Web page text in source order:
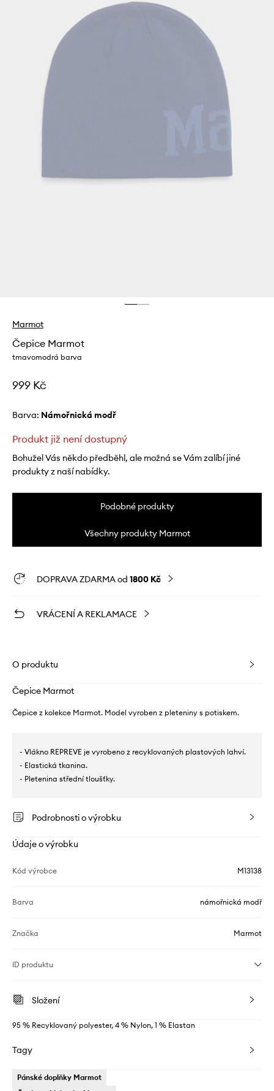
Marmot
Čepice Marmot
tmavomodrá barva
999 Kč
Barva: námořnická modř
Produkt již není dostupný
Bohužel Vás někdo předběhl, ale možná se Vám zalíbí jiné
produkty z naší nabídky.
Podobné produkty
Všechny produkty Marmot
DOPRAVA ZDARMA od 1800 Kč
VRÁCENÍ A REKLAMACE
O produktu
Čepice Marmot
Čepice z kolekce Marmot. Model vyroben z pleteniny s potiskem.
- Vlákno REPREVE je vyrobeno z recyklovaných plastových lahví.
- Elastická tkanina.
- Pletenina střední tloušťky.
Podrobnosti o výrobku
Údaje o výrobku
Kód výrobce M13138
Barva námořnická modř
Značka Marmot
ID produktu
Složení
95 % Recyklovaný polyester, 4 % Nylon, 1 % Elastan
Tagy
Pánské doplňky Marmot